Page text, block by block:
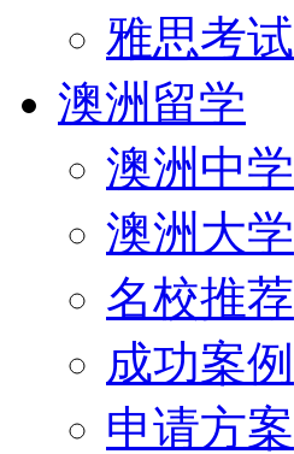
雅思考试
澳洲留学
澳洲中学
澳洲大学
名校推荐
成功案例
申请方案